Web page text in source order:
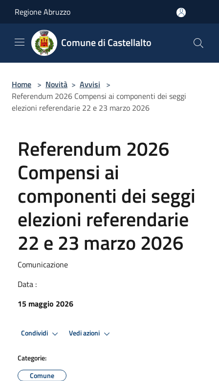
Regione Abruzzo
Comune di Castellalto
Home > Novità > Avvisi >
Referendum 2026 Compensi ai componenti dei seggi
elezioni referendarie 22 e 23 marzo 2026
Referendum 2026
Compensi ai
componenti dei seggi
elezioni referendarie
22 e 23 marzo 2026
Comunicazione
Data :
15 maggio 2026
Condividi Vedi azioni
Categorie:
Comune